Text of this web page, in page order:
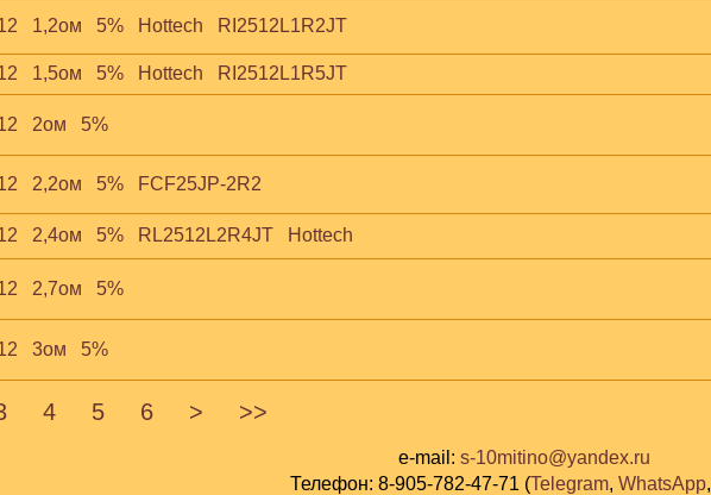
1,2ом   5%   Hottech   RI2512L1R2JT
1,5ом   5%   Hottech   RI2512L1R5JT
2ом   5%
2,2ом   5%   FCF25JP-2R2
2,4ом   5%   RL2512L2R4JT   Hottech
2,7ом   5%
3ом   5%
4 5 6 > >>
e-mail: s-10mitino@yandex.ru
Телефон: 8-905-782-47-71 (Telegram, WhatsApp,